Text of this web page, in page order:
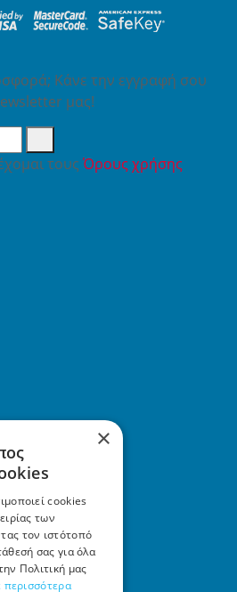
Κάνε την εγγραφή σου
μας!
τουςΌρους χρήσης
×
cookies
των
τον ιστότοπό
σας για όλα
Πολιτική μας
περισσότερα